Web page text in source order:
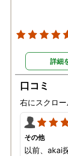
詳細
口コミ
右にスクロ
その他
以前、akai